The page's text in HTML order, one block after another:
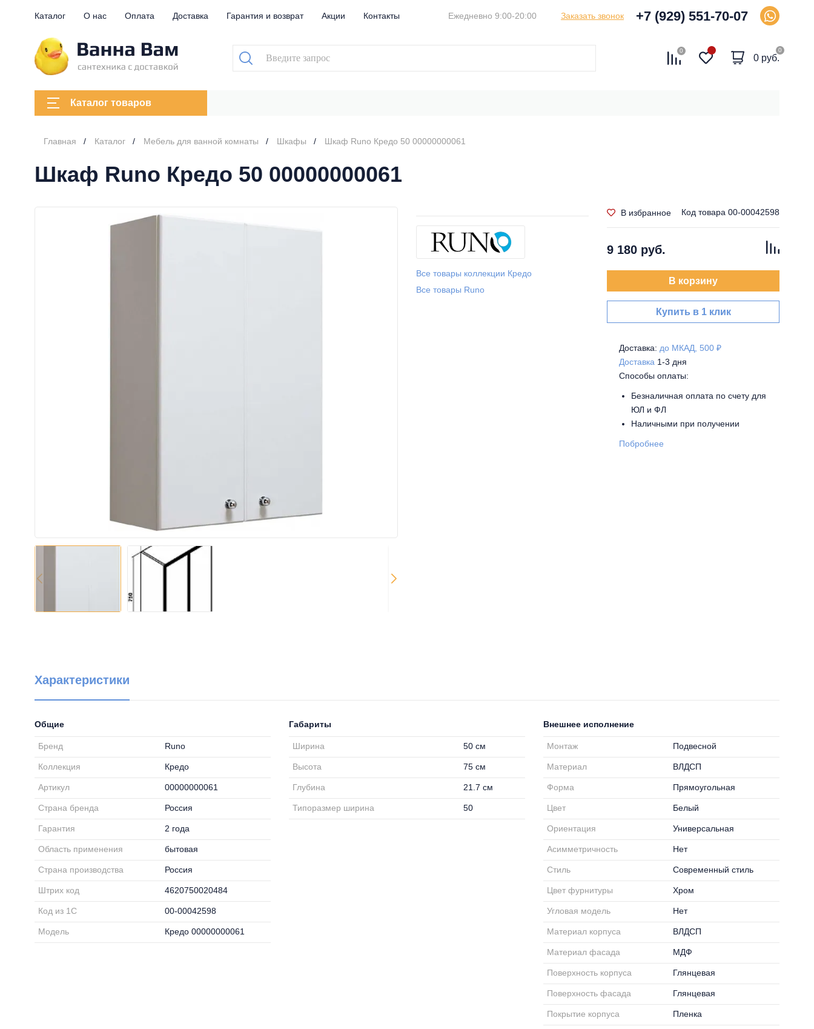
Каталог О нас Оплата Доставка Гарантия и возврат Акции Контакты Ежедневно 9:00-20:00 Заказать звонок +7 (929) 551-70-07
0 0
0 руб.
Каталог товаров
Главная Каталог Мебель для ванной комнаты Шкафы Шкаф Runo Кредо 50 00000000061
Шкаф Runo Кредо 50 00000000061
Все товары коллекции Кредо
Все товары Runo
В избранное Код товара 00-00042598
9 180 руб.
В корзину
Купить в 1 клик
Доставка: до МКАД, 500 ₽
Доставка 1-3 дня
Способы оплаты:
Безналичная оплата по счету для
ЮЛ и ФЛ
Наличными при получении
Побробнее
Характеристики
Общие
Бренд Runo
Коллекция Кредо
Артикул 00000000061
Страна бренда Россия
Гарантия 2 года
Область применения бытовая
Страна производства Россия
Штрих код 4620750020484
Код из 1С 00-00042598
Модель Кредо 00000000061
Габариты
Ширина 50 см
Высота 75 см
Глубина 21.7 см
Типоразмер ширина 50
Внешнее исполнение
Монтаж Подвесной
Материал ВЛДСП
Форма Прямоугольная
Цвет Белый
Ориентация Универсальная
Асимметричность Нет
Стиль Современный стиль
Цвет фурнитуры Хром
Угловая модель Нет
Материал корпуса ВЛДСП
Материал фасада МДФ
Поверхность корпуса Глянцевая
Поверхность фасада Глянцевая
Покрытие корпуса Пленка